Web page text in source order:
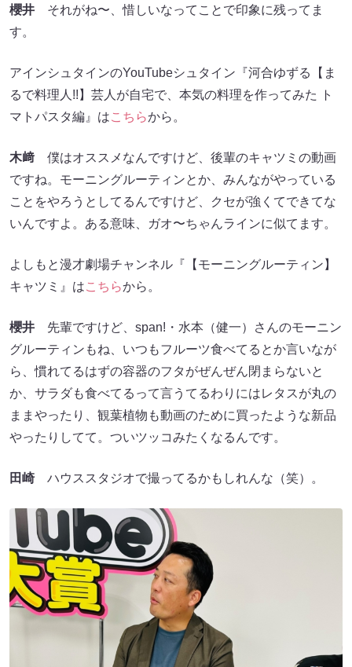
櫻井 それがね〜、惜しいなってことで印象に残ってま
す。
アインシュタインのYouTubeシュタイン『河合ゆずる【ま
るで料理人!!】芸人が自宅で、本気の料理を作ってみた ト
マトパスタ編』はこちらから。
木﨑 僕はオススメなんですけど、後輩のキャツミの動画
ですね。モーニングルーティンとか、みんながやっている
ことをやろうとしてるんですけど、クセが強くてできてな
いんですよ。ある意味、ガオ〜ちゃんラインに似てます。
よしもと漫才劇場チャンネル『【モーニングルーティン】
キャツミ』はこちらから。
櫻井 先輩ですけど、span!・水本（健一）さんのモーニン
グルーティンもね、いつもフルーツ食べてるとか言いなが
ら、慣れてるはずの容器のフタがぜんぜん閉まらないと
か、サラダも食べてるって言うてるわりにはレタスが丸の
ままやったり、観葉植物も動画のために買ったような新品
やったりしてて。ついツッコみたくなるんです。
田崎ハウススタジオで撮ってるかもしれんな（笑）。